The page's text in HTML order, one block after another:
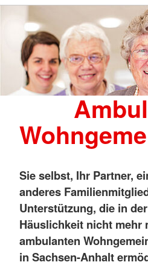
Sie selbst, Ihr Partner,
anderes
Unterstützung, die in
Häuslichkeit nicht mehr
ambulanten
in Sachsen-Anhalt